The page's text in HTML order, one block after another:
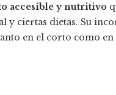
accesible y nutritivo
y ciertas dietas. Su
en el corto como